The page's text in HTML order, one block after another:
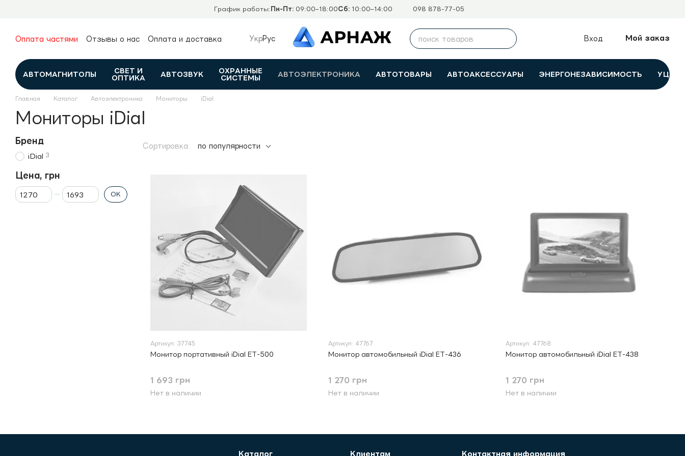
График работы: Пн-Пт:09:00–18:00Сб:10:00–14:00 098 878-77-05
Оплата частями Отзывы о нас
Оплата и доставка
Контакты
Каталог
УкрРус Вход Мой заказ
АВТОМАГНИТОЛЫ
СВЕТ И
ОПТИКА
АВТОЗВУК
ОХРАННЫЕ
СИСТЕМЫ
АВТОЭЛЕКТРОНИКА АВТОТОВАРЫ АВТОАКСЕССУАРЫ ЭНЕРГОНЕЗАВИСИМОСТЬ
Главная Каталог Автоэлектроника Мониторы iDial
Мониторы iDial
Сортировка: по популярности
Артикул: 37745
Монитор портативный iDial ЕТ-500
1 693 грн
Нет в наличии
Артикул: 47767
Монитор автомобильный iDial ЕТ-436
1 270 грн
Нет в наличии
Артикул: 47768
Монитор автомобильный iDial ЕТ-438
1 270 грн
Нет в наличии
Бренд
iDial 3
Цена, грн
От Цена, грн
До Цена, грн
OK
Каталог Клиентам Контактная информация